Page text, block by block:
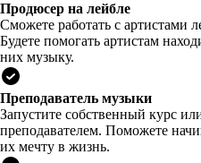
Продюсер на лейбле
Сможете работать с артистами
Будете помогать артистам
них музыку.
Преподаватель музыки
Запустите собственный курс
преподавателем. Поможете
их мечту в жизнь.